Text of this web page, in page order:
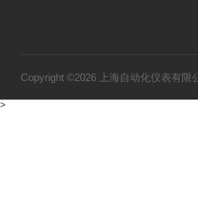
Copyright ©2026 上海自动化仪表有
>